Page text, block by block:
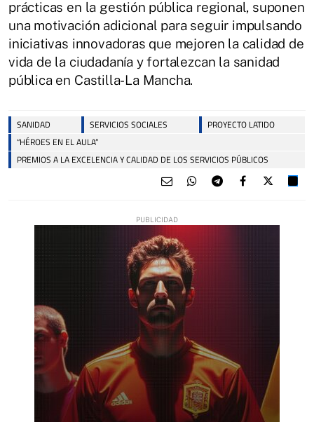
prácticas en la gestión pública regional, suponen
una motivación adicional para seguir impulsando
iniciativas innovadoras que mejoren la calidad de
vida de la ciudadanía y fortalezcan la sanidad
pública en Castilla-La Mancha.
SANIDAD SERVICIOS SOCIALES
PROYECTO LATIDO
“HÉROES EN EL AULA”
PREMIOS A LA EXCELENCIA Y CALIDAD DE LOS SERVICIOS PÚBLICOS